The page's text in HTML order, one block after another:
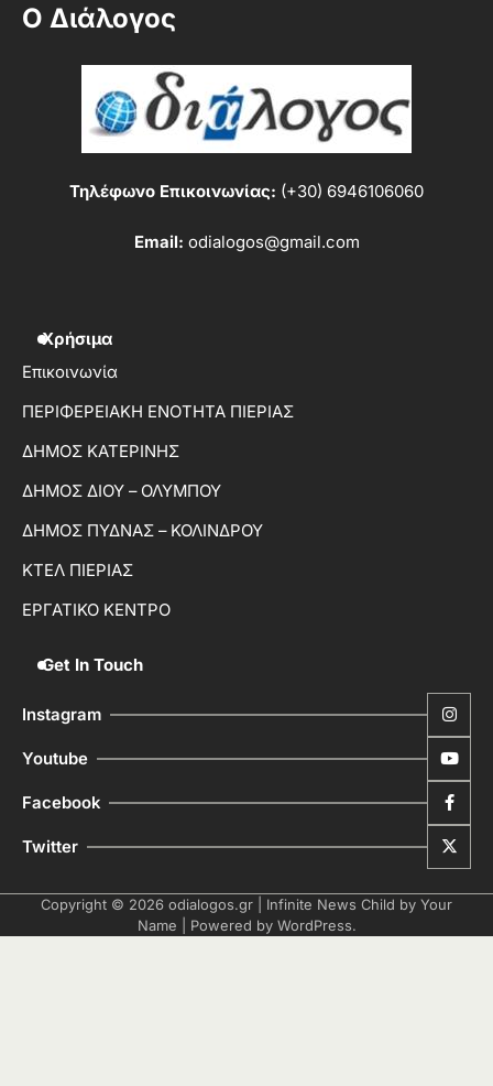
Ο Διάλογος
Τηλέφωνο Επικοινωνίας: (+30) 6946106060
Email: odialogos@gmail.com
Χρήσιμα
Επικοινωνία
ΠΕΡΙΦΕΡΕΙΑΚΗ ΕΝΟΤΗΤΑ ΠΙΕΡΙΑΣ
ΔΗΜΟΣ ΚΑΤΕΡΙΝΗΣ
ΔΗΜΟΣ ΔΙΟΥ – ΟΛΥΜΠΟΥ
ΔΗΜΟΣ ΠΥΔΝΑΣ – ΚΟΛΙΝΔΡΟΥ
ΚΤΕΛ ΠΙΕΡΙΑΣ
ΕΡΓΑΤΙΚΟ ΚΕΝΤΡΟ
Get In Touch
Instagram
Youtube
Facebook
Twitter
Copyright © 2026 odialogos.gr | Infinite News Child by Your
Name | Powered by WordPress.